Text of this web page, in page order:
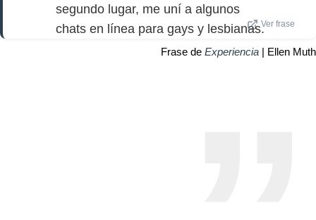
segundo lugar, me uní a algunos
chats en línea para gays y lesbianas.Ver frase
Frase de Experiencia | Ellen Muth